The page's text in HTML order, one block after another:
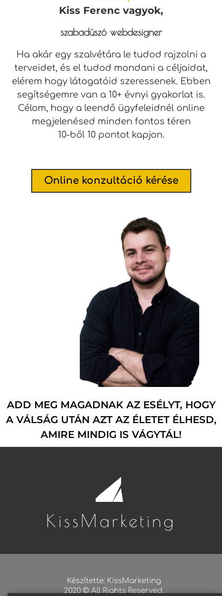
Kiss Ferenc vagyok,
szabadúszó webdesigner
Ha akár egy szalvétára le tudod rajzolni a
terveidet, és el tudod mondani a céljaidat,
elérem hogy látogatóid szeressenek. Ebben
segítségemre van a 10+ évnyi gyakorlat is.
Célom, hogy a leendő ügyfeleidnél online
megjelenésed minden fontos téren
10-ből 10 pontot kapjon.
Online konzultáció kérése
ADD MEG MAGADNAK AZ ESÉLYT, HOGY
A VÁLSÁG UTÁN AZT AZ ÉLETET ÉLHESD,
AMIRE MINDIG IS VÁGYTÁL!
KissMarketing
Készítette: KissMarketing
2020 © All Rights Reserved.